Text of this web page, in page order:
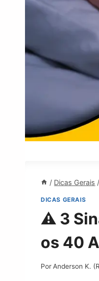
/ Dicas Gerais /
DICAS GERAIS
⚠️ 3
os 40
Por Anderson K.